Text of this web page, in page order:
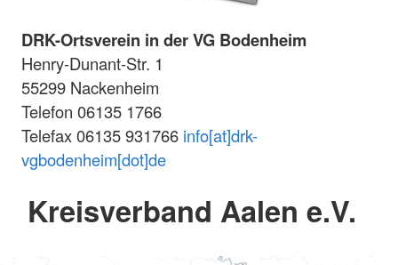
DRK-Ortsverein in der VG Bodenheim
Henry-Dunant-Str. 1
55299 Nackenheim
Telefon 06135 1766
Telefax 06135 931766 info[at]drk-
vgbodenheim[dot]de
Kreisverband Aalen e.V.